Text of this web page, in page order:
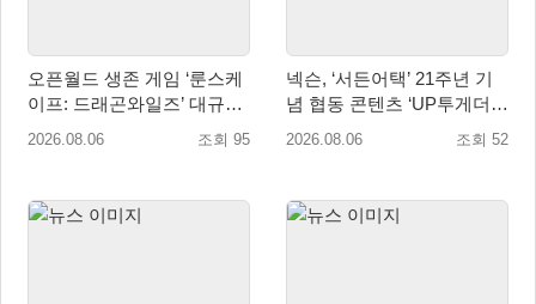
오픈월드 생존 게임 ‘룬스케
이프: 드래곤와일즈’ 대규모
유저 편의성 개선 및 사이드
2026.08.06 조회 95
넥슨, ‘서든어택’ 21주년 기
념 협동 콘텐츠 ‘UP투게더’
업데이트
2026.08.06 조회 52